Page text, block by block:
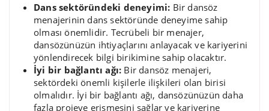
Dans sektöründeki deneyimi: Bir dansöz
menajerinin dans sektöründe deneyime sahip
olması önemlidir. Tecrübeli bir menajer,
dansözünüzün ihtiyaçlarını anlayacak ve kariyerini
yönlendirecek bilgi birikimine sahip olacaktır.
İyi bir bağlantı ağı: Bir dansöz menajeri,
sektördeki önemli kişilerle ilişkileri olan birisi
olmalıdır. İyi bir bağlantı ağı, dansözünüzün daha
fazla projeye erişmesini sağlar ve kariyerine